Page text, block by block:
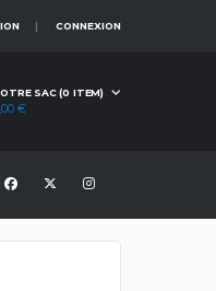
CONNEXION
SAC (0 ITEM)
€